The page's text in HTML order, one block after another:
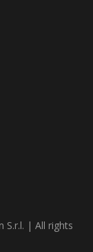
S.r.l. | All rights